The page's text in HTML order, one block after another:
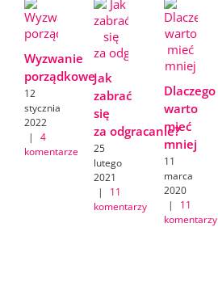
Wyzwanie
porządkowe
12
stycznia
2022
|
4
komentarze
Jak
zabrać
się
za odgracanie?
25
lutego
2021
|
11
komentarzy
Dlaczego
warto
mieć
mniej
11
marca
2020
|
11
komentarzy